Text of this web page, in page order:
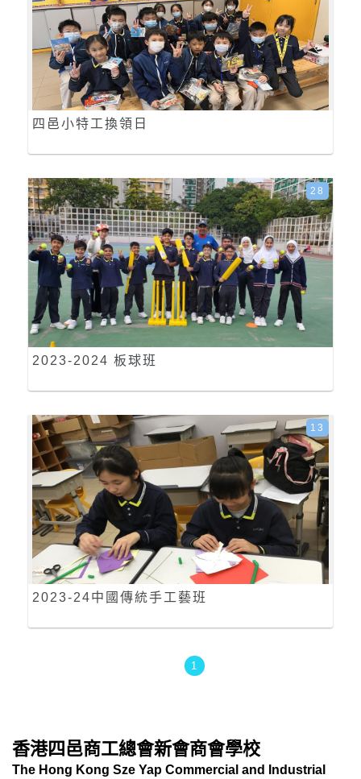
四邑小特工換領日
2023-2024 板球班
28
2023-24中國傳統手工藝班
13
1
香港四邑商工總會新會商會學校
The Hong Kong Sze Yap Commercial and Industrial